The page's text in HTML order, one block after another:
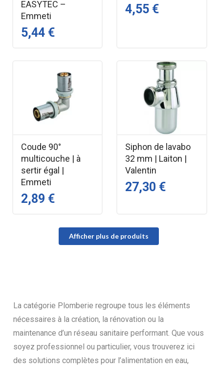
EASYTEC –
Emmeti
5,44 €
4,55 €
Coude 90°
multicouche | à
sertir égal |
Emmeti
2,89 €
Siphon de lavabo
32 mm | Laiton |
Valentin
27,30 €
Afficher plus de produits
La catégorie Plomberie regroupe tous les éléments
nécessaires à la création, la rénovation ou la
maintenance d’un réseau sanitaire performant. Que vous
soyez professionnel ou particulier, vous trouverez ici
des solutions complètes pour l’alimentation en eau,